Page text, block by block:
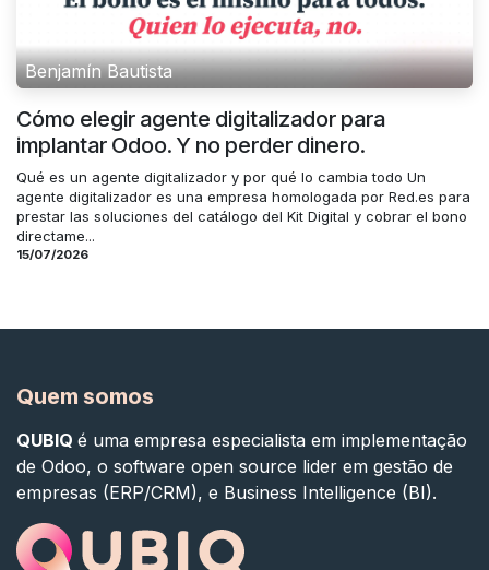
Benjamín Bautista
Cómo elegir agente digitalizador para
implantar Odoo. Y no perder dinero.
Qué es un agente digitalizador y por qué lo cambia todo Un
agente digitalizador es una empresa homologada por Red.es para
prestar las soluciones del catálogo del Kit Digital y cobrar el bono
directame...
15/07/2026
Quem somos
QUBIQ é uma empresa especialista em implementação
de Odoo, o software open source lider em gestão de
empresas (ERP/CRM), e Business Intelligence (BI).